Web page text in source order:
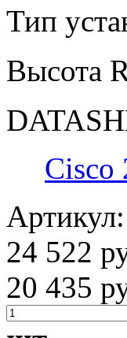
Тип
Высота
Cisco
Артикул:
24 522
20 435